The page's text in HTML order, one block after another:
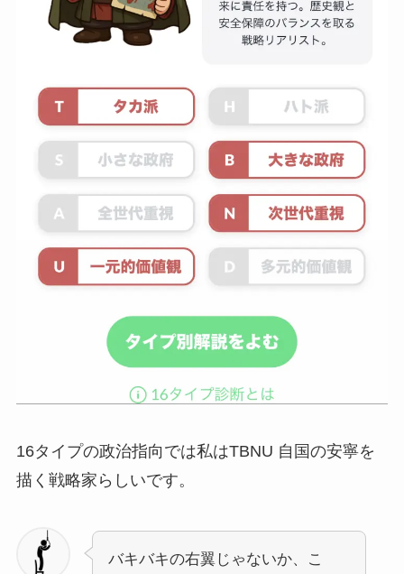
16タイプの政治指向では私はTBNU 自国の安寧を
描く戦略家らしいです。
バキバキの右翼じゃないか、こ